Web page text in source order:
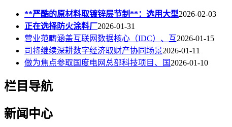
**严酷的原材料取镀锌层节制**：选用大型2026-02-03
正在选择防火涂料厂2026-01-31
营业范畴涵盖互联网数据核心（IDC）、互2026-01-15
司将继续深耕数字经济取财产协同场景2026-01-11
做为焦点参取国度电网总部科技项目、国 2026-01-10
栏目导航
新闻中心